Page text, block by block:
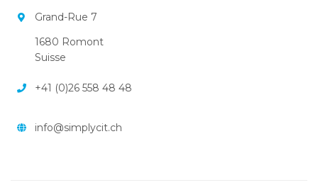
Grand-Rue 7
1680 Romont
Suisse
+41 (0)26 558 48 48
info@simplycit.ch